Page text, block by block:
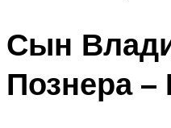
Сын
Познера –